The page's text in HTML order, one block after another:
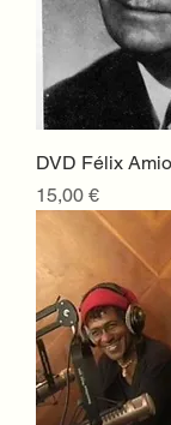
DVD Félix
Prix
15,00 €